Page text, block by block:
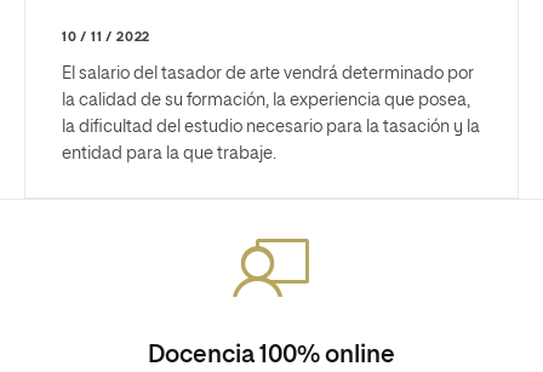
10 / 11 / 2022
El salario del tasador de arte vendrá determinado por
la calidad de su formación, la experiencia que posea,
la dificultad del estudio necesario para la tasación y la
entidad para la que trabaje.
Docencia 100% online